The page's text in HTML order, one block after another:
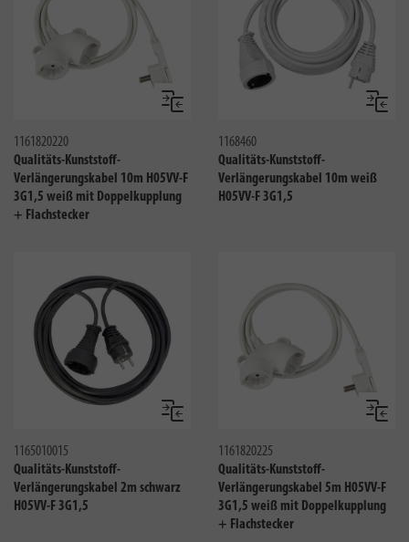
Vergleichen
1161820220
Qualitäts-Kunststoff-
Verlängerungskabel 10m H05VV-F
3G1,5 weiß mit Doppelkupplung
+ Flachstecker
1168460
Qualitäts-Kunststoff-
Verlängerungskabel 10m weiß
H05VV-F 3G1,5
Vergleichen
1165010015
Qualitäts-Kunststoff-
Verlängerungskabel 2m schwarz
H05VV-F 3G1,5
1161820225
Qualitäts-Kunststoff-
Verlängerungskabel 5m H05VV-F
3G1,5 weiß mit Doppelkupplung
+ Flachstecker